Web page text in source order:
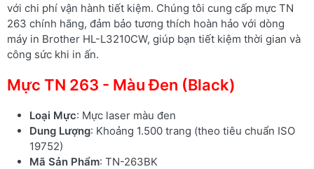
với chi phí vận hành tiết kiệm. Chúng tôi cung cấp mực TN
263 chính hãng, đảm bảo tương thích hoàn hảo với dòng
máy in Brother HL-L3210CW, giúp bạn tiết kiệm thời gian và
công sức khi in ấn.
Mực TN 263 - Màu Đen (Black)
Loại Mực: Mực laser màu đen
Dung Lượng: Khoảng 1.500 trang (theo tiêu chuẩn ISO
19752)
Mã Sản Phẩm: TN-263BK